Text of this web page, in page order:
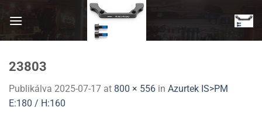
23803
Publikálva 2025-07-17 at 800 × 556 in Azurtek IS>PM
E:180 / H:160